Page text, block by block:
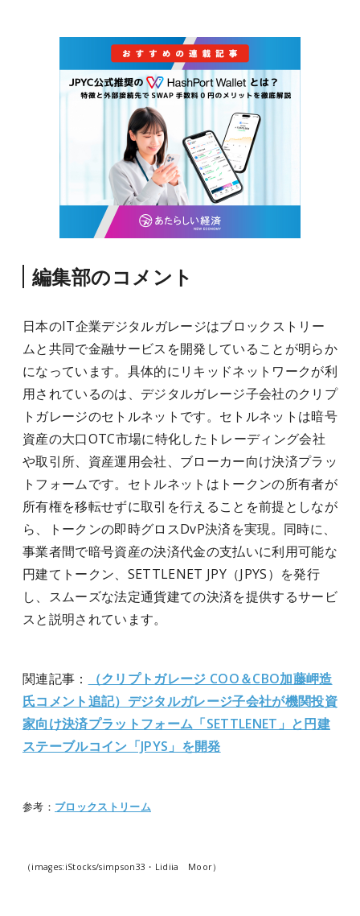
編集部のコメント
日本のIT企業デジタルガレージはブロックストリー
ムと共同で金融サービスを開発していることが明らか
になっています。具体的にリキッドネットワークが利
用されているのは、デジタルガレージ子会社のクリプ
トガレージのセトルネットです。セトルネットは暗号
資産の大口OTC市場に特化したトレーディング会社
や取引所、資産運用会社、ブローカー向け決済プラッ
トフォームです。セトルネットはトークンの所有者が
所有権を移転せずに取引を行えることを前提としなが
ら、トークンの即時グロスDvP決済を実現。同時に、
事業者間で暗号資産の決済代金の支払いに利用可能な
円建てトークン、SETTLENET JPY（JPYS）を発行
し、スムーズな法定通貨建ての決済を提供するサービ
スと説明されています。
関連記事：
（クリプトガレージ COO＆CBO加藤岬造
氏コメント追記）デジタルガレージ子会社が機関投資
家向け決済プラットフォーム「SETTLENET」と円建
ステーブルコイン「JPYS」を開発
参考： ブロックストリーム
（images:iStocks/simpson33・Lidiia Moor）